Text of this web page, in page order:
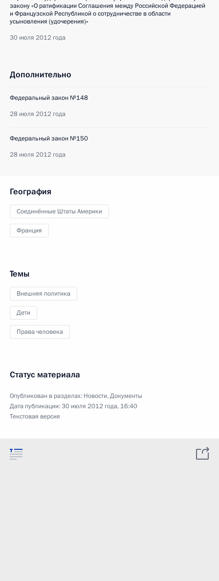
закону «О ратификации Соглашения между Российской Федерацией
и Французской Республикой о сотрудничестве в области
усыновления (удочерения)»
30 июля 2012 года
Дополнительно
Федеральный закон №148
28 июля 2012 года
Федеральный закон №150
28 июля 2012 года
География
Соединённые Штаты Америки
Франция
Темы
Внешняя политика
Дети
Права человека
Статус материала
Опубликован в разделах: Новости,Документы
Дата публикации:30 июля 2012 года, 16:40
Текстовая версия